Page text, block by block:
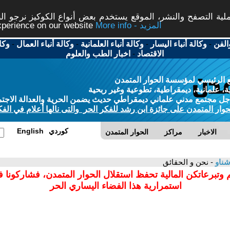
التصفح والنشر، الموقع يستخدم بعض أنواع الكوكيز نرجو
on our website
More info - المزيد
-وكالة أنباء اليسار -وكالة أنباء العلمانية -وكالة أنباء العمال -
الاقتصاد - اخبار الطب والعلوم
الرئيسي لمؤسسة الحوار المتمدن
علمانية، ديمقراطية، تطوعية وغير ربحية
مجتمع مدني علماني ديمقراطي حديث يضمن الحرية والعدالة
المتمدن على جائزة ابن رشد للفكر الحر والتى نالها أعلام في
الحوار المتمدن مراكز الاخبار English كوردي
- نحن و الحقائق
وتبرعاتكن المالية تحفظ استقلال الحوار المتمدن،
استمرارية هذا الفضاء اليساري الحر